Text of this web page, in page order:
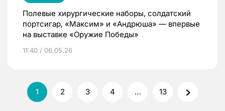
Полевые хирургические наборы, солдатский
портсигар, «Максим» и «Андрюша» — впервые
на выставке «Оружие Победы»
11:40 / 06.05.26
1 2 3 4 … 13